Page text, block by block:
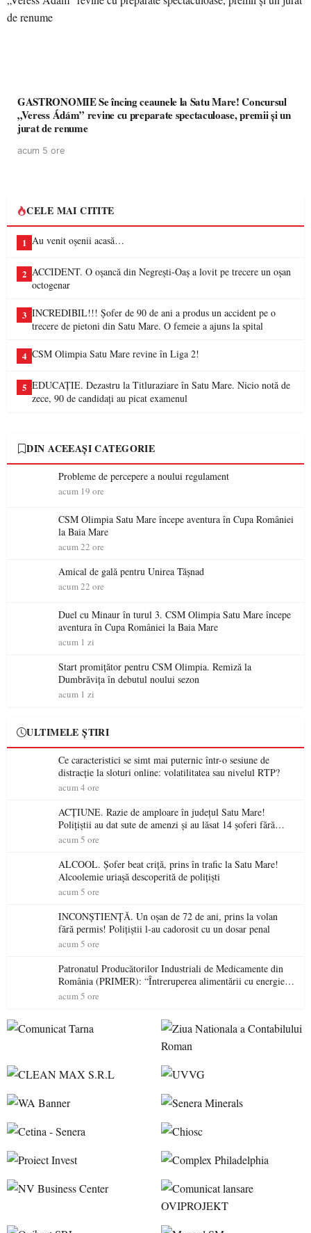
GASTRONOMIE Se încing ceaunele la Satu Mare! Concursul
„Veress Ádám” revine cu preparate spectaculoase, premii și un
jurat de renume
acum 5 ore
CELE MAI CITITE
1 Au venit oșenii acasă…
2 ACCIDENT. O oșancă din Negrești-Oaș a lovit pe trecere un oșan
octogenar
3 INCREDIBIL!!! Șofer de 90 de ani a produs un accident pe o
trecere de pietoni din Satu Mare. O femeie a ajuns la spital
4 CSM Olimpia Satu Mare revine în Liga 2!
5 EDUCAȚIE. Dezastru la Titluraziare în Satu Mare. Nicio notă de
zece, 90 de candidați au picat examenul
DIN ACEEAȘI CATEGORIE
Probleme de percepere a noului regulament
acum 19 ore
CSM Olimpia Satu Mare începe aventura în Cupa României
la Baia Mare
acum 22 ore
Amical de gală pentru Unirea Tășnad
acum 22 ore
Duel cu Minaur în turul 3. CSM Olimpia Satu Mare începe
aventura în Cupa României la Baia Mare
acum 1 zi
Start promițător pentru CSM Olimpia. Remiză la
Dumbrăvița în debutul noului sezon
acum 1 zi
ULTIMELE ȘTIRI
Ce caracteristici se simt mai puternic într-o sesiune de
distracție la sloturi online: volatilitatea sau nivelul RTP?
acum 4 ore
ACȚIUNE. Razie de amploare în județul Satu Mare!
Polițiștii au dat sute de amenzi și au lăsat 14 șoferi fără
permis într-o singură zi
acum 5 ore
ALCOOL. Șofer beat criță, prins în trafic la Satu Mare!
Alcoolemie uriașă descoperită de polițiști
acum 5 ore
INCONȘTIENȚĂ. Un oșan de 72 de ani, prins la volan
fără permis! Polițiștii l-au cadorosit cu un dosar penal
acum 5 ore
Patronatul Producătorilor Industriali de Medicamente din
România (PRIMER): “Întreruperea alimentării cu energie
electrică a fabricilor de medicamente va pune în pericol
acum 5 ore